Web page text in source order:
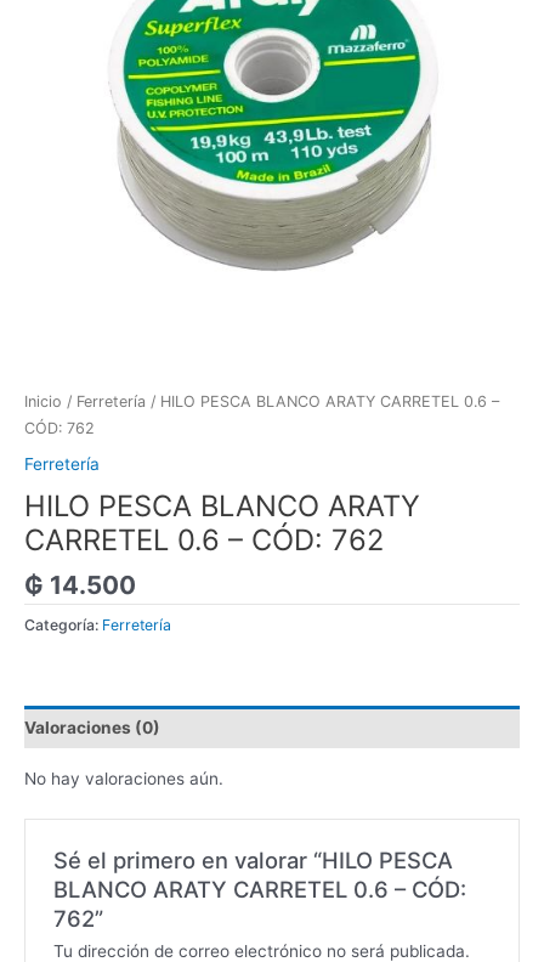
Inicio / Ferretería / HILO PESCA BLANCO ARATY CARRETEL 0.6 –
CÓD: 762
Ferretería
HILO PESCA BLANCO ARATY
CARRETEL 0.6 – CÓD: 762
₲ 14.500
Categoría: Ferretería
Valoraciones (0)
No hay valoraciones aún.
Sé el primero en valorar “HILO PESCA
BLANCO ARATY CARRETEL 0.6 – CÓD:
762”
Tu dirección de correo electrónico no será publicada.